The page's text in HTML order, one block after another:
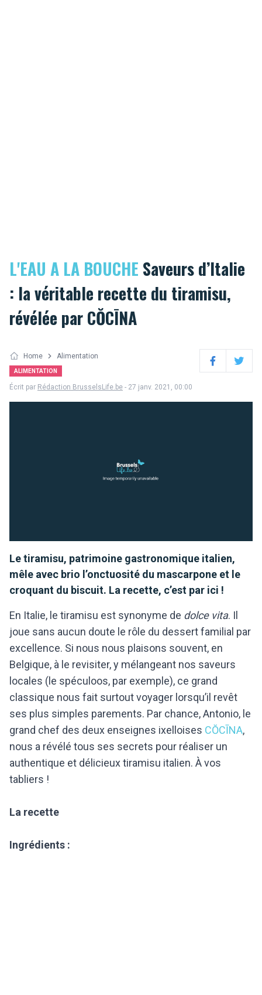
L'EAU A LA BOUCHE Saveurs d’Italie
: la véritable recette du tiramisu,
révélée par CŎCĪNA
Home Alimentation
ALIMENTATION FacebookTwitter
Écrit par Rédaction BrusselsLife.be - 27 janv. 2021, 00:00
Le tiramisu, patrimoine gastronomique italien,
mêle avec brio l’onctuosité du mascarpone et le
croquant du biscuit. La recette, c’est par ici !
En Italie, le tiramisu est synonyme de dolce vita. Il
joue sans aucun doute le rôle du dessert familial par
excellence. Si nous nous plaisons souvent, en
Belgique, à le revisiter, y mélangeant nos saveurs
locales (le spéculoos, par exemple), ce grand
classique nous fait surtout voyager lorsqu’il revêt
ses plus simples parements. Par chance, Antonio, le
grand chef des deux enseignes ixelloises CŎCĪNA,
nous a révélé tous ses secrets pour réaliser un
authentique et délicieux tiramisu italien. À vos
tabliers !
La recette
Ingrédients :